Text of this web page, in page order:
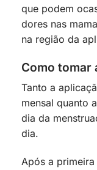
que podem
dores nas
na região da
Como tomar
Tanto a
mensal quanto
dia da
dia.
Após a